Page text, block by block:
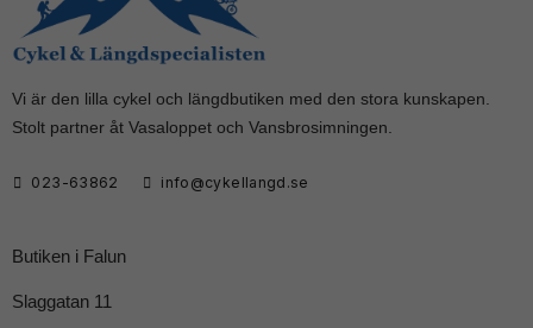
Vi är den lilla cykel och längdbutiken med den stora kunskapen.
Stolt partner åt Vasaloppet och Vansbrosimningen.
023-63862 info@cykellangd.se
Butiken i Falun
Slaggatan 11